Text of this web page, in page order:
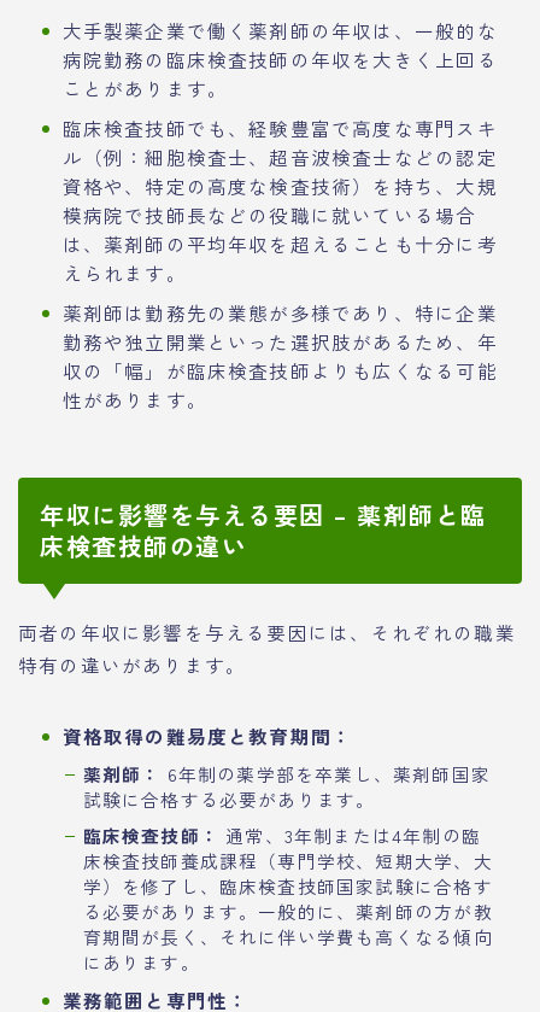
大手製薬企業で働く薬剤師の年収は、一般的な
病院勤務の臨床検査技師の年収を大きく上回る
ことがあります。
臨床検査技師でも、経験豊富で高度な専門スキ
ル（例：細胞検査士、超音波検査士などの認定
資格や、特定の高度な検査技術）を持ち、大規
模病院で技師長などの役職に就いている場合
は、薬剤師の平均年収を超えることも十分に考
えられます。
薬剤師は勤務先の業態が多様であり、特に企業
勤務や独立開業といった選択肢があるため、年
収の「幅」が臨床検査技師よりも広くなる可能
性があります。
年収に影響を与える要因 – 薬剤師と臨
床検査技師の違い
両者の年収に影響を与える要因には、それぞれの職業
特有の違いがあります。
資格取得の難易度と教育期間：
薬剤師：
6年制の薬学部を卒業し、薬剤師国家
試験に合格する必要があります。
臨床検査技師：
通常、3年制または4年制の臨
床検査技師養成課程（専門学校、短期大学、大
学）を修了し、臨床検査技師国家試験に合格す
る必要があります。一般的に、薬剤師の方が教
育期間が長く、それに伴い学費も高くなる傾向
にあります。
業務範囲と専門性：